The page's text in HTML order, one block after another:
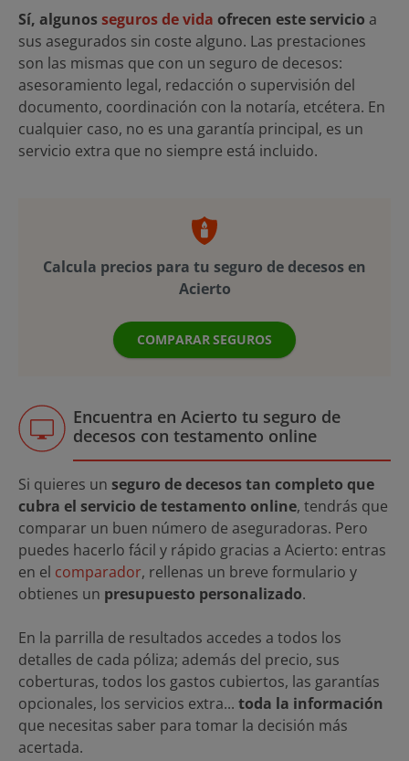
Sí, algunosseguros de vida ofrecen este servicio a
sus asegurados sin coste alguno. Las prestaciones
son las mismas que con un seguro de decesos:
asesoramiento legal, redacción o supervisión del
documento, coordinación con la notaría, etcétera. En
cualquier caso, no es una garantía principal, es un
servicio extra que no siempre está incluido.
Calcula precios para tu seguro de decesos en
Acierto
COMPARAR SEGUROS
Encuentra en Acierto tu seguro de
decesos con testamento online
Si quieres un seguro de decesos tan completo que
cubra el servicio de testamento online, tendrás que
comparar un buen número de aseguradoras. Pero
puedes hacerlo fácil y rápido gracias a Acierto: entras
en el comparador, rellenas un breve formulario y
obtienes un presupuesto personalizado.
En la parrilla de resultados accedes a todos los
detalles de cada póliza; además del precio, sus
coberturas, todos los gastos cubiertos, las garantías
opcionales, los servicios extra... toda la información
que necesitas saber para tomar la decisión más
acertada.